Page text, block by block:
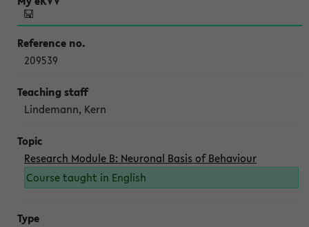
209539
Lindemann, Kern
Research Module B: Neuronal Basis of Behaviour
Course taught in English